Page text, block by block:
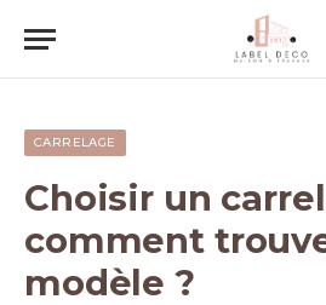
CARRELAGE
Choisir un
comment
modèle ?